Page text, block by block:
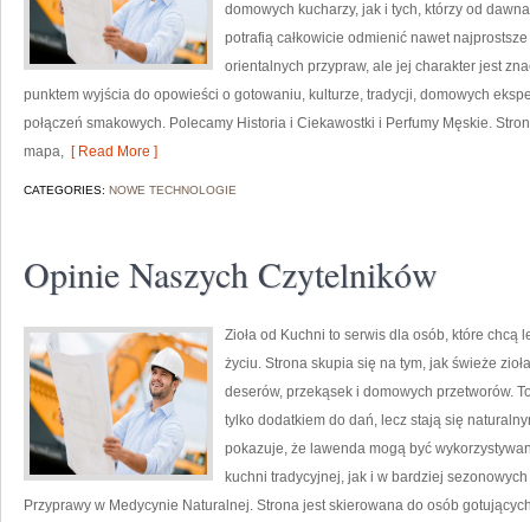
domowych kucharzy, jak i tych, którzy od
potrafią całkowicie odmienić nawet
orientalnych przypraw, ale jej charakter jest
punktem wyjścia do opowieści o gotowaniu, kulturze, tradycji, domowych
połączeń smakowych. Polecamy Historia i Ciekawostki i Perfumy Męskie.
mapa, [ Read More ]
CATEGORIES: NOWE TECHNOLOGIE
Opinie Naszych Czytelników
Zioła od Kuchni to serwis dla osób, które chcą
życiu. Strona skupia się na tym, jak świeże
deserów, przekąsek i domowych przetworów.
tylko dodatkiem do dań, lecz stają się
pokazuje, że lawenda mogą być
kuchni tradycyjnej, jak i w bardziej
Przyprawy w Medycynie Naturalnej. Strona jest skierowana do osób